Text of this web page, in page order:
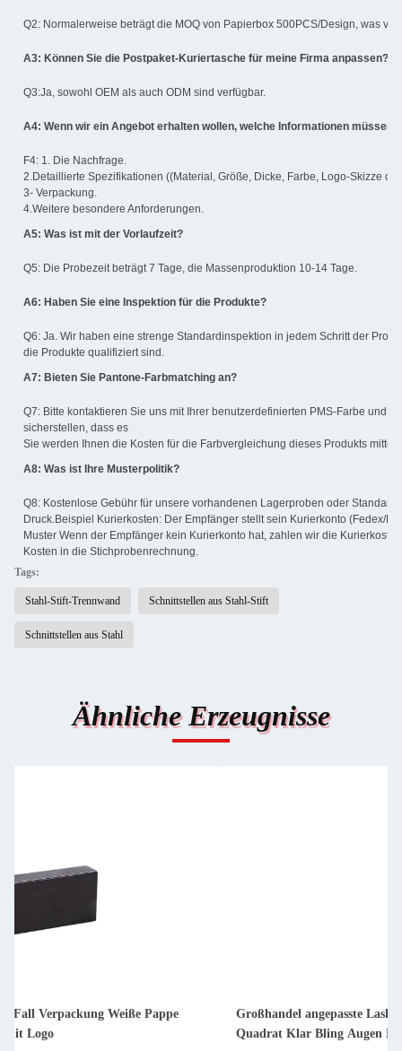
Q2: Normalerweise beträgt die MOQ von Papierbox 500PCS/Design, was
A3: Können Sie die Postpaket-Kuriertasche für meine Firma anpassen?
Q3:Ja, sowohl OEM als auch ODM sind verfügbar.
A4: Wenn wir ein Angebot erhalten wollen, welche Informationen müssen
F4: 1. Die Nachfrage.
2.Detaillierte Spezifikationen ((Material, Größe, Dicke, Farbe, Logo-Skizze
3- Verpackung.
4.Weitere besondere Anforderungen.
A5: Was ist mit der Vorlaufzeit?
Q5: Die Probezeit beträgt 7 Tage, die Massenproduktion 10-14 Tage.
A6: Haben Sie eine Inspektion für die Produkte?
Q6: Ja. Wir haben eine strenge Standardinspektion in jedem Schritt der
die Produkte qualifiziert sind.
A7: Bieten Sie Pantone-Farbmatching an?
Q7: Bitte kontaktieren Sie uns mit Ihrer benutzerdefinierten PMS-Farbe und
sicherstellen, dass es
Sie werden Ihnen die Kosten für die Farbvergleichung dieses Produkts
A8: Was ist Ihre Musterpolitik?
Q8: Kostenlose Gebühr für unsere vorhandenen Lagerproben oder
Druck.Beispiel Kurierkosten: Der Empfänger stellt sein Kurierkonto (Fedex/
Muster Wenn der Empfänger kein Kurierkonto hat, zahlen wir die
Kosten in die Stichprobenrechnung.
Tags:
Stahl-Stift-Trennwand Schnittstellen aus Stahl-Stift
Schnittstellen aus Stahl
Ähnliche Erzeugnisse
Großhandel angepasste Lash Packung Box Pink Glitter Papier
Quadrat Klar Bling Augen Lashes Lagerbox